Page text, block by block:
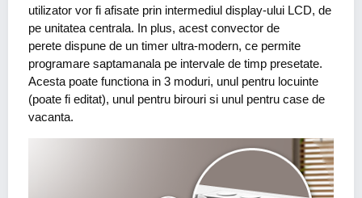
utilizator vor fi afisate prin intermediul display-ului LCD, de
pe unitatea centrala. In plus, acest convector de
perete dispune de un timer ultra-modern, ce permite
programare saptamanala pe intervale de timp presetate.
Acesta poate functiona in 3 moduri, unul pentru locuinte
(poate fi editat), unul pentru birouri si unul pentru case de
vacanta.